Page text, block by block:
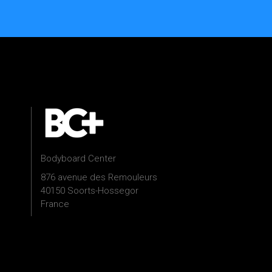
Bodyboard Center
876 avenue des Remouleurs
40150 Soorts-Hossegor
France